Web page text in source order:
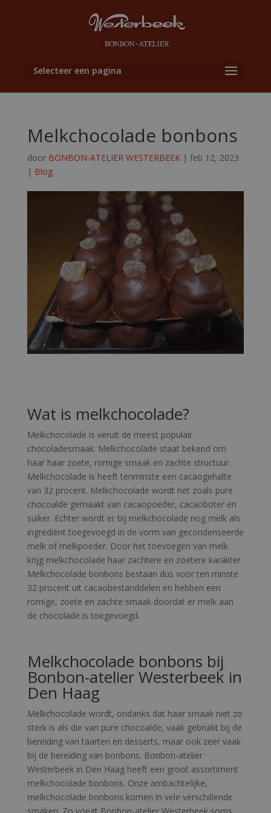
Selecteer een pagina
Melkchocolade bonbons
door BONBON-ATELIER WESTERBEEK| feb 12, 2023
| Blog
Wat is melkchocolade?
Melkchocolade is veruit de meest populair
chocoladesmaak. Melkchocolade staat bekend om
haar haar zoete, romige smaak en zachte structuur.
Melkchocolade is heeft tenminste een cacaogehalte
van 32 procent. Melkchocolade wordt net zoals pure
chocoalde gemaakt van cacaopoeder, cacaoboter en
suiker. Echter wordt er bij melkchocolade nog melk als
ingrediënt toegevoegd in de vorm van gecondenseerde
melk of melkpoeder. Door het toevoegen van melk
krijg melkchocolade haar zachtere en zoetere karakter.
Melkchocolade bonbons bestaan dus voor ten minste
32 procent uit cacaobestanddelen en hebben een
romige, zoete en zachte smaak doordat er melk aan
de chocolade is toegevoegd.
Melkchocolade bonbons bij
Bonbon-atelier Westerbeek in
Den Haag
Melkchocolade wordt, ondanks dat haar smaak niet zo
sterk is als die van pure chocoalde, vaak gebruikt bij de
bereiding van taarten en desserts, maar ook zeer vaak
bij de bereiding van bonbons. Bonbon-atelier
Westerbeek in Den Haag heeft een groot assortiment
melkchocolade bonbons. Onze ambachtelijke,
melkchocolade bonbons komen in vele verschillende